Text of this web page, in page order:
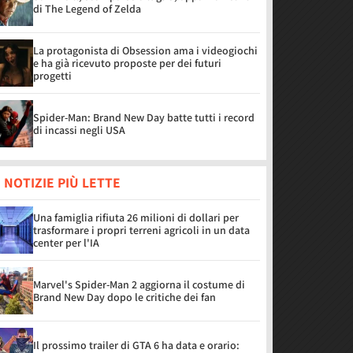
di The Legend of Zelda
La protagonista di Obsession ama i videogiochi
e ha già ricevuto proposte per dei futuri
progetti
Spider-Man: Brand New Day batte tutti i record
di incassi negli USA
NOTIZIE PIÙ LETTE
Una famiglia rifiuta 26 milioni di dollari per
trasformare i propri terreni agricoli in un data
center per l'IA
Marvel's Spider-Man 2 aggiorna il costume di
Brand New Day dopo le critiche dei fan
Il prossimo trailer di GTA 6 ha data e orario: